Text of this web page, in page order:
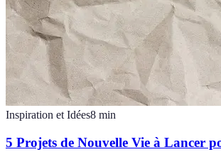
Inspiration et Idées8 min
5 Projets de Nouvelle Vie à Lancer